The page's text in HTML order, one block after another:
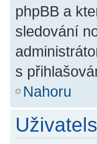
phpBB a
sledování
s
Nahoru